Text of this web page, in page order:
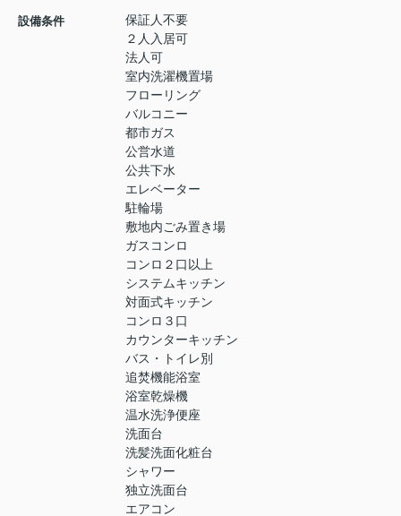
設備条件
保証人不要
２人入居可
法人可
室内洗濯機置場
フローリング
バルコニー
都市ガス
公営水道
公共下水
エレベーター
駐輪場
敷地内ごみ置き場
ガスコンロ
コンロ２口以上
システムキッチン
対面式キッチン
コンロ３口
カウンターキッチン
バス・トイレ別
追焚機能浴室
浴室乾燥機
温水洗浄便座
洗面台
洗髪洗面化粧台
シャワー
独立洗面台
エアコン